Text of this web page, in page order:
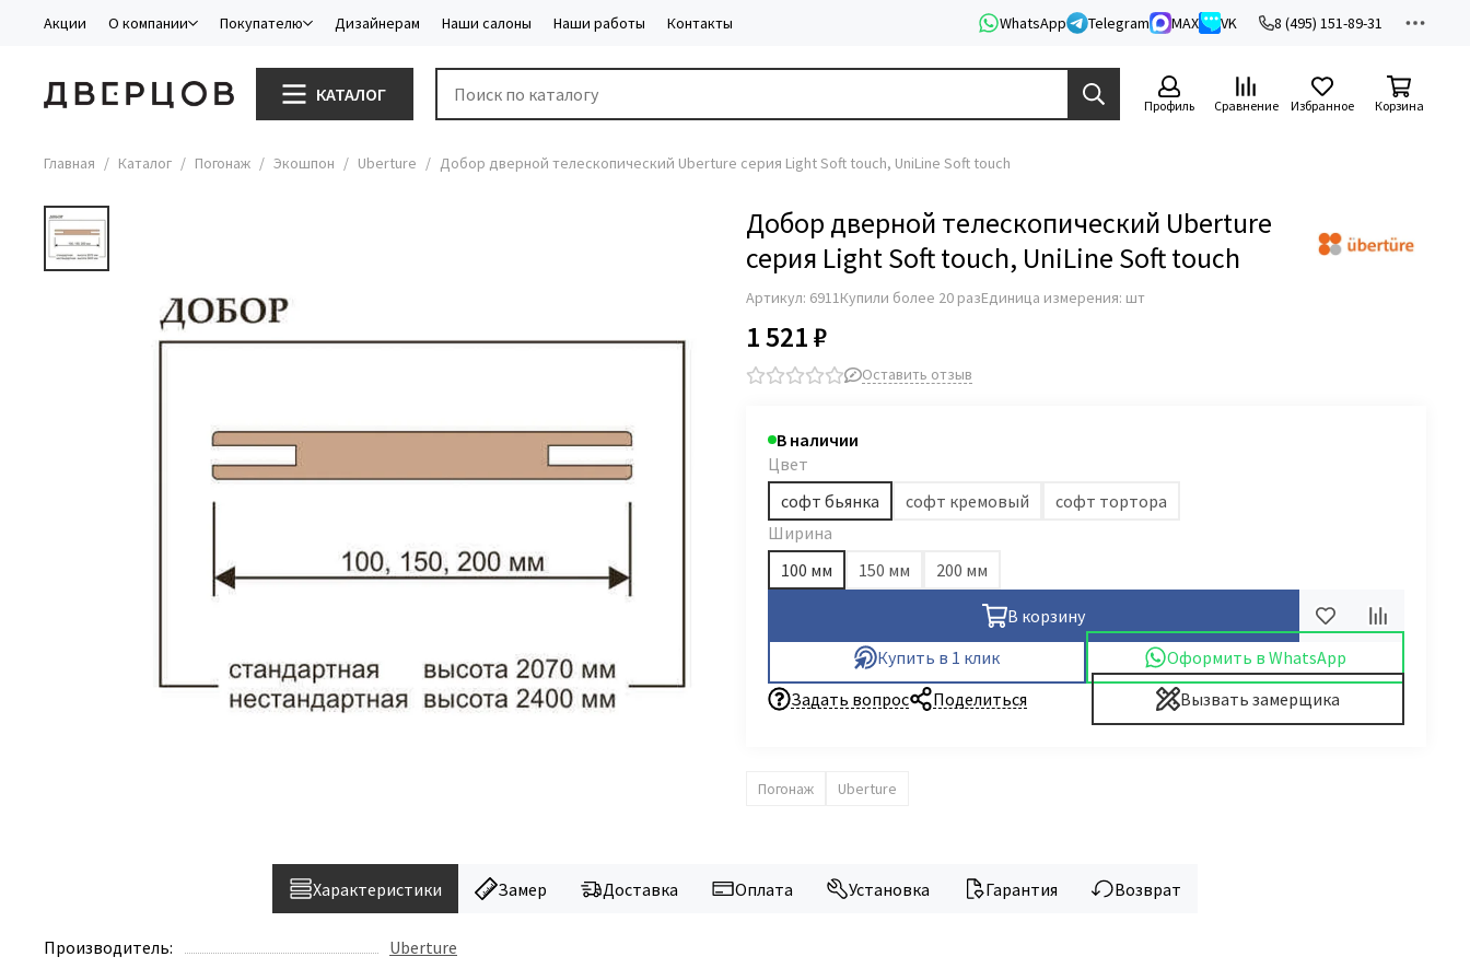
Акции О компании Покупателю Дизайнерам Наши салоны Наши работы Контакты WhatsApp Telegram MAX VK 8 (495) 151-89-31
КАТАЛОГ
Профиль Сравнение Избранное Корзина
Главная Каталог Погонаж Экошпон Uberture Добор дверной телескопический Uberture серия Light Soft touch, UniLine Soft touch
Добор дверной телескопический Uberture
серия Light Soft touch, UniLine Soft touch
Артикул: 6911Купили более 20 разЕдиница измерения: шт
1 521 ₽
Оставить отзыв
В наличии
Цвет
софт бьянка
софт кремовый
софт тортора
Ширина
100 мм
150 мм 200 мм
В корзину
Купить в 1 клик
Оформить в WhatsApp
Вызвать замерщика
Задать вопрос Поделиться
Погонаж Uberture
Характеристики Замер Доставка Оплата Установка Гарантия Возврат
Производитель: Uberture